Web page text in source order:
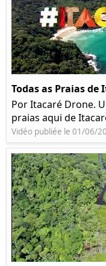
Todas as Praias de
Por Itacaré Drone.
praias aqui de
Vidéo publiée le 01/06/